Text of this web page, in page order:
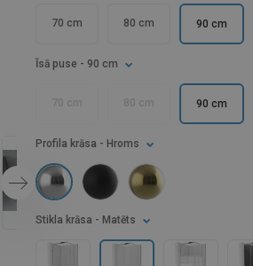
70 cm 80 cm 90 cm
Īsā puse - 90 cm
70 cm 80 cm 90 cm
Stikla krāsa - Matēts
Profila krāsa - Hroms